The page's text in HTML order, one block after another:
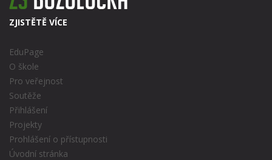
ZJISTĚTĚ VÍCE
EduPage
O škole
Pro veřejnost
Soutěže
Přihlášení
Projekty
Prohlášení o přístupnosti
Úvodní stránka